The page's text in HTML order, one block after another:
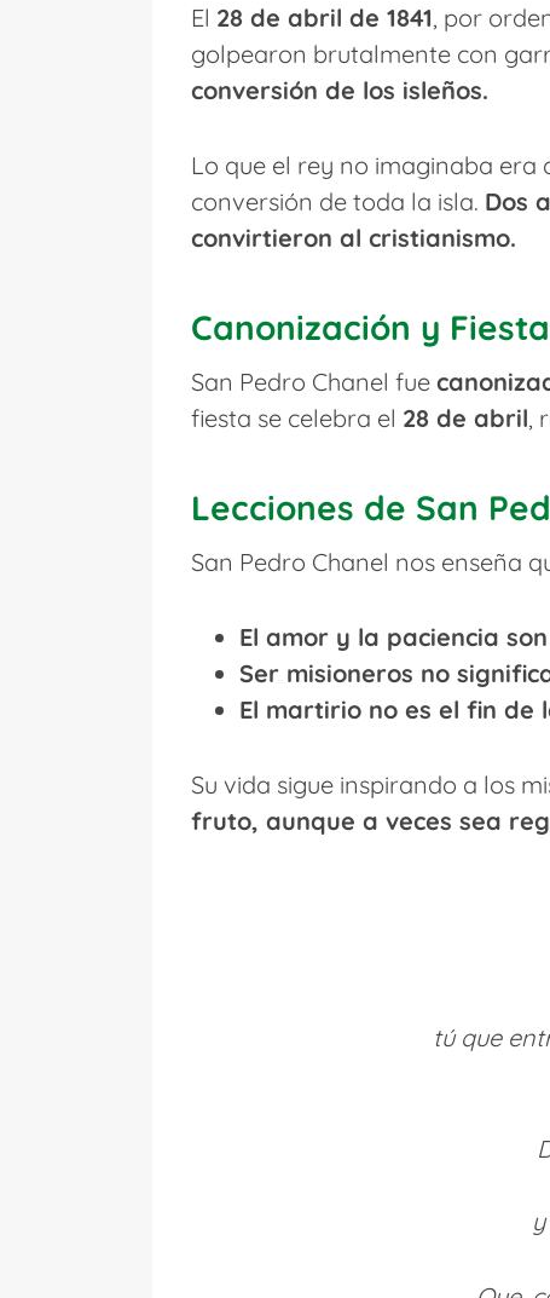
El 28 de abril de 1841, por
golpearon brutalmente con
conversión de los isleños.
Lo que el rey no imaginaba era
conversión de toda la isla. Dos
convirtieron al cristianismo.
Canonización y
San Pedro Chanel fue
fiesta se celebra el 28 de abril,
Lecciones de San
San Pedro Chanel nos enseña
El amor y la paciencia
Ser misioneros no
El martirio no es el fin de
Su vida sigue inspirando a los
fruto, aunque a veces sea
tú que